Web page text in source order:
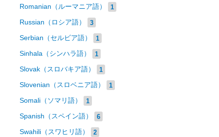
Romanian（ルーマニア語） 1
Russian（ロシア語） 3
Serbian（セルビア語） 1
Sinhala（シンハラ語） 1
Slovak（スロバキア語） 1
Slovenian（スロベニア語） 1
Somali（ソマリ語） 1
Spanish（スペイン語） 6
Swahili（スワヒリ語） 2